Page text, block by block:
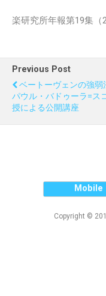
楽研究所年報第19集（
Previous Post
ベートーヴェンの強
パウル・バドゥーラ=ス
授による公開講座
Mobile
Copyright ©